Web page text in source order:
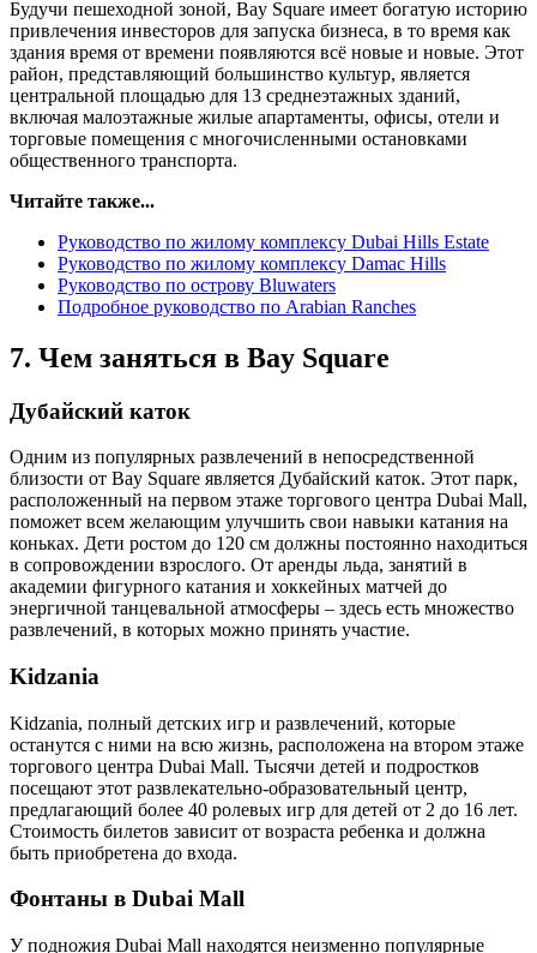
Будучи пешеходной зоной, Bay Square имеет богатую историю
привлечения инвесторов для запуска бизнеса, в то время как
здания время от времени появляются всё новые и новые. Этот
район, представляющий большинство культур, является
центральной площадью для 13 среднеэтажных зданий,
включая малоэтажные жилые апартаменты, офисы, отели и
торговые помещения с многочисленными остановками
общественного транспорта.
Читайте также...
Руководство по жилому комплексу Dubai Hills Estate
Руководство по жилому комплексу Damac Hills
Руководство по острову Bluwaters
Подробное руководство по Arabian Ranches
7. Чем заняться в Bay Square
Дубайский каток
Одним из популярных развлечений в непосредственной
близости от Bay Square является Дубайский каток. Этот парк,
расположенный на первом этаже торгового центра Dubai Mall,
поможет всем желающим улучшить свои навыки катания на
коньках. Дети ростом до 120 см должны постоянно находиться
в сопровождении взрослого. От аренды льда, занятий в
академии фигурного катания и хоккейных матчей до
энергичной танцевальной атмосферы – здесь есть множество
развлечений, в которых можно принять участие.
Kidzania
Kidzania, полный детских игр и развлечений, которые
останутся с ними на всю жизнь, расположена на втором этаже
торгового центра Dubai Mall. Тысячи детей и подростков
посещают этот развлекательно-образовательный центр,
предлагающий более 40 ролевых игр для детей от 2 до 16 лет.
Стоимость билетов зависит от возраста ребенка и должна
быть приобретена до входа.
Фонтаны в Dubai Mall
У подножия Dubai Mall находятся неизменно популярные